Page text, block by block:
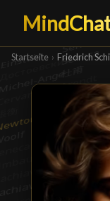
Startseite › Friedrich